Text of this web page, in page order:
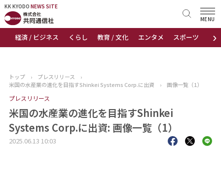
KK KYODO NEWS SITE
›
経済 / ビジネス くらし 教育 / 文化 エンタメ スポーツ 地域
MENU
KK KYODONEWS SITE
トップページ
ニュース
おすすめコンテンツ
出版物
トップ › プレスリリース
›
米国の水産業の進化を目指すShinkei Systems Corp.に出資
› 画像一覧（1）
プレスリリース
米国の水産業の進化を目指すShinkei
Systems Corp.に出資: 画像一覧（1）
2025.06.13 10:03